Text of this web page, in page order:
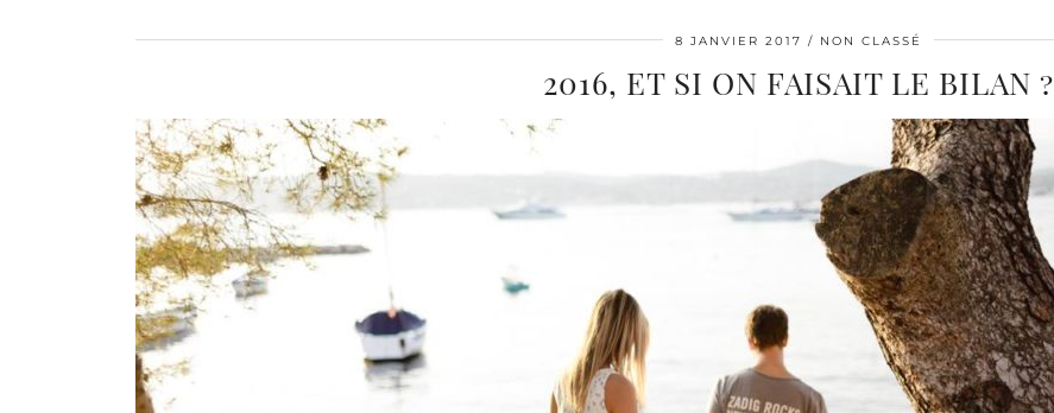
8 JANVIER 2017 NON CLASSÉ
2016, ET SI ON FAISAIT LE BILAN ?